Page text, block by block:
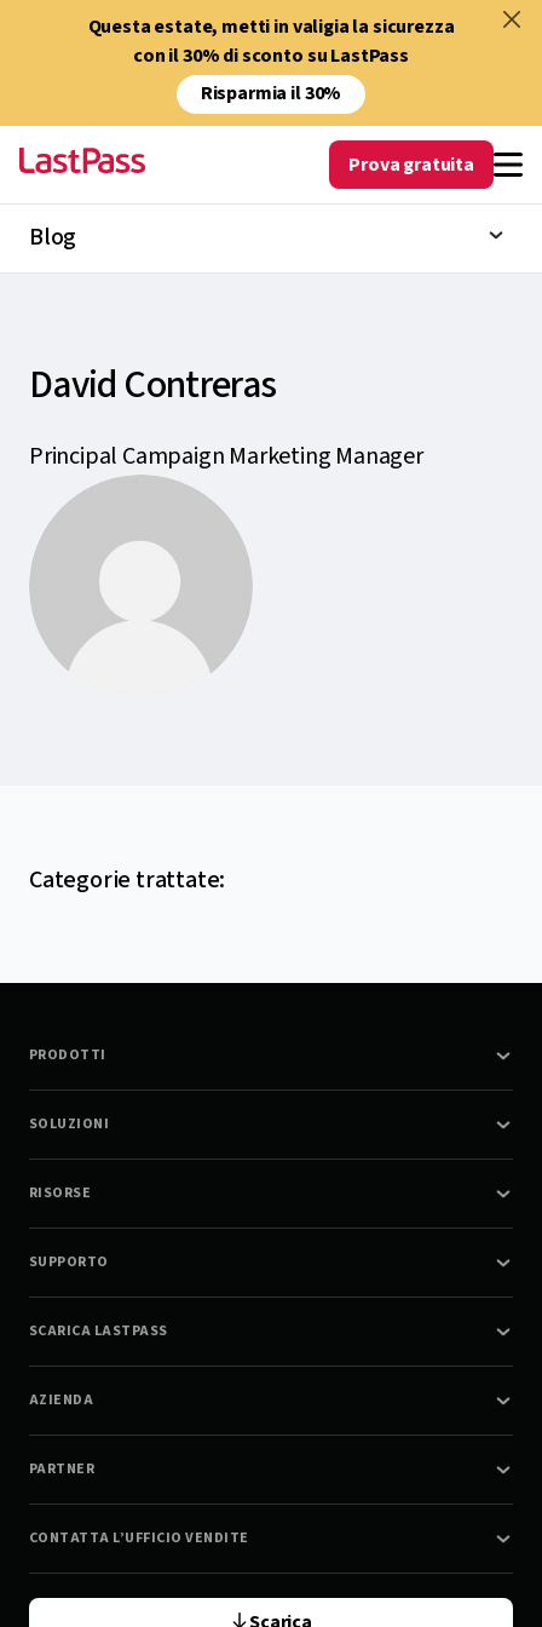
Questa estate, metti in valigia la sicurezza
con il 30% di sconto su LastPass
Risparmia il 30%
Prova gratuita
Blog
David Contreras
Principal Campaign Marketing Manager
Categorie trattate:
PRODOTTI
SOLUZIONI
RISORSE
SUPPORTO
SCARICA LASTPASS
AZIENDA
PARTNER
CONTATTA L’UFFICIO VENDITE